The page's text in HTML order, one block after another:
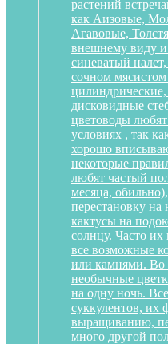
растений
как Аизовые,
Агавовые,
внешнему виду
синеватый
сочном
дисковидные
цветоводы
условиях , так
хорошо
некоторые
любят частый
месяца,
перестановку
кактусы на
солнцу. Часто их
все возможные
или камнями. Во
необычные
на одну ночь.
суккулентов, их
выращиванию,
много другой